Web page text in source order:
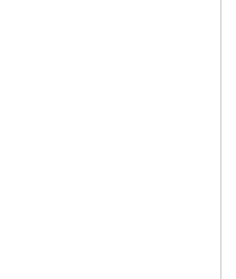
985022 5151
odesíláme do 3 - 8 dní